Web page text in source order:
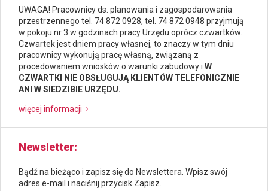
UWAGA! Pracownicy ds. planowania i zagospodarowania
przestrzennego tel. 74 872 0928, tel. 74 872 0948 przyjmują
w pokoju nr 3 w godzinach pracy Urzędu oprócz czwartków.
Czwartek jest dniem pracy własnej, to znaczy w tym dniu
pracownicy wykonują pracę własną, związaną z
procedowaniem wniosków o warunki zabudowy i W
CZWARTKI NIE OBSŁUGUJĄ KLIENTÓW TELEFONICZNIE
ANI W SIEDZIBIE URZĘDU.
więcej informacji
Newsletter
Bądź na bieżąco i zapisz się do Newslettera. Wpisz swój
adres e-mail i naciśnij przycisk Zapisz.